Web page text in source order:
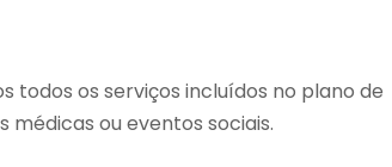
todos os serviços incluídos no plano de
médicas ou eventos sociais.